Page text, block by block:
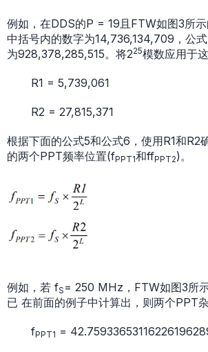
例如，在DDS的P = 19且FTW如图3所
中括号内的数字为14,736,134,709，公
为928,378,285,515。将225模数应用于
R1 = 5,739,061
R2 = 27,815,371
根据下面的公式5和公式6，使用R1和R2
的两个PPT频率位置(fPPT1和ffPPT2)。
例如，若 fS = 250 MHz，FTW如图3所
已 在前面的例子中计算出，则两个PPT
fPPT1 =